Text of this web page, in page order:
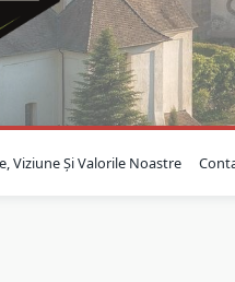
Viziune Și Valorile Noastre